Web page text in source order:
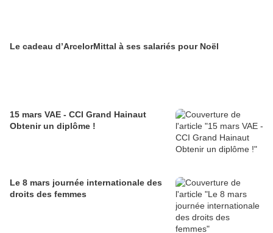
Le cadeau d’ArcelorMittal à ses salariés pour Noël
15 mars VAE - CCI Grand Hainaut
Obtenir un diplôme !
Le 8 mars journée internationale des
droits des femmes